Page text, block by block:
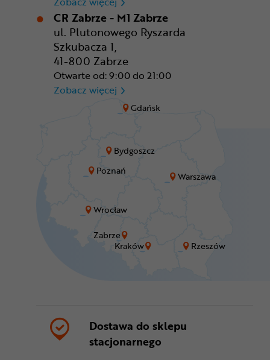
Bydgoszcz
Gdańsk
Kraków
Poznań
Rzeszów
Warszawa
Wrocław
Zabrze
CR Zabrze - M1 Zabrze
ul. Plutonowego Ryszarda
Szkubacza 1,
41-800 Zabrze
Otwarte od: 9:00 do 21:00
Zobacz więcej CR Zabrze - M1 Zabrze
Dostawa do sklepu
stacjonarnego